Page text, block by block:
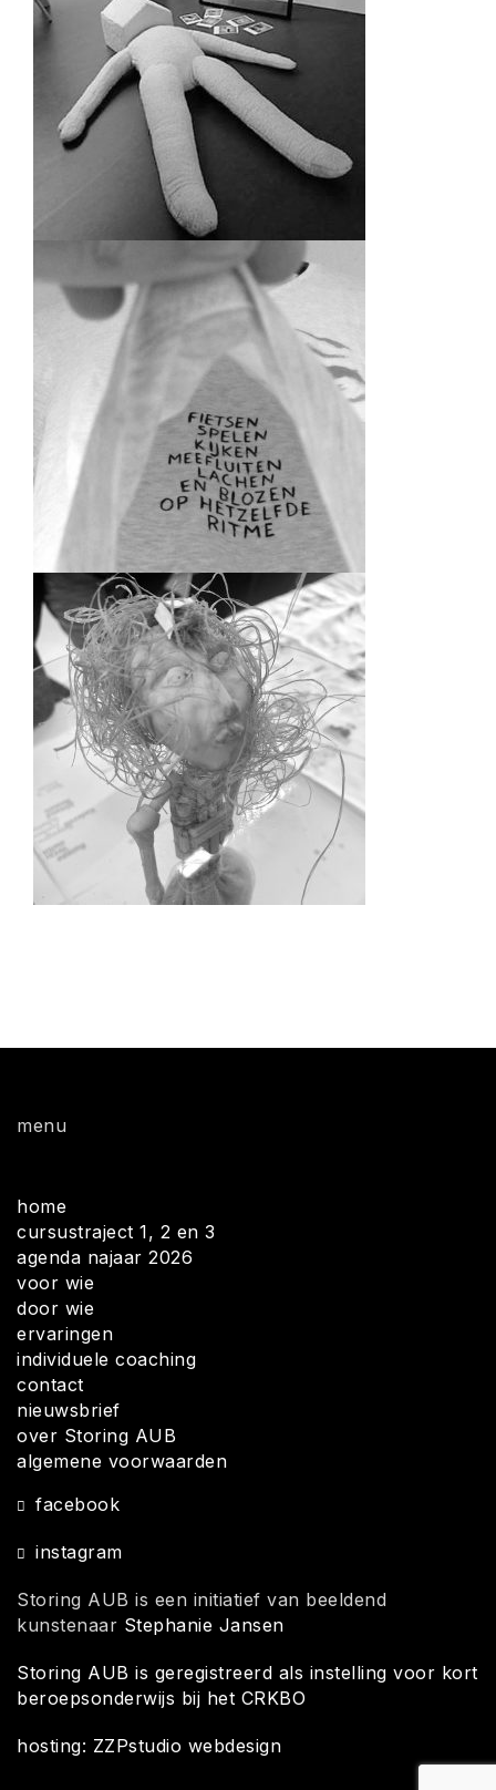
menu
home
cursustraject 1, 2 en 3
agenda najaar 2026
voor wie
door wie
ervaringen
individuele coaching
contact
nieuwsbrief
over Storing AUB
algemene voorwaarden
facebook
instagram
Storing AUB is een initiatief van beeldend
kunstenaar Stephanie Jansen
Storing AUB is geregistreerd als instelling voor kort
beroepsonderwijs bij het CRKBO
hosting: ZZPstudio webdesign